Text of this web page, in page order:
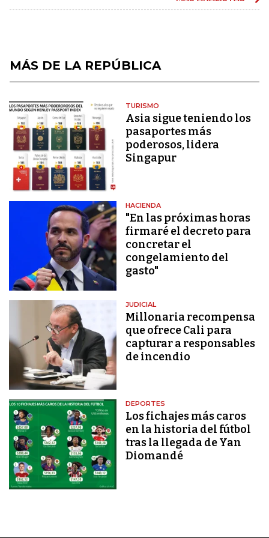
MÁS DE LA REPÚBLICA
TURISMO
Asia sigue teniendo los
pasaportes más
poderosos, lidera
Singapur
HACIENDA
"En las próximas horas
firmaré el decreto para
concretar el
congelamiento del
gasto"
JUDICIAL
Millonaria recompensa
que ofrece Cali para
capturar a responsables
de incendio
DEPORTES
Los fichajes más caros
en la historia del fútbol
tras la llegada de Yan
Diomandé